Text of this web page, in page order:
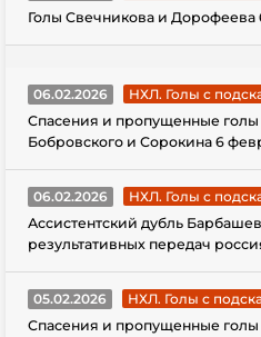
Голы Свечникова и Дорофеева
06.02.2026
НХЛ. Голы с
Спасения и пропущенные голы
Бобровского и Сорокина 6
06.02.2026
НХЛ. Голы с
Ассистентский дубль
результативных передач
05.02.2026
НХЛ. Голы с
Спасения и пропущенные голы